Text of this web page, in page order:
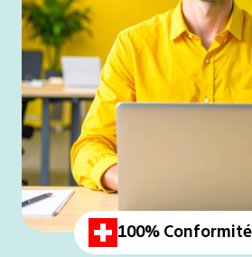
100% Conformité